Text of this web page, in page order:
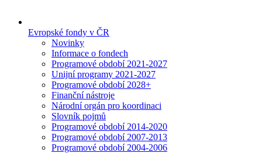
Evropské fondy v ČR
Novinky
Informace o fondech
Programové období 2021-2027
Unijní programy 2021-2027
Programové období 2028+
Finanční nástroje
Národní orgán pro koordinaci
Slovník pojmů
Programové období 2014-2020
Programové období 2007-2013
Programové období 2004-2006